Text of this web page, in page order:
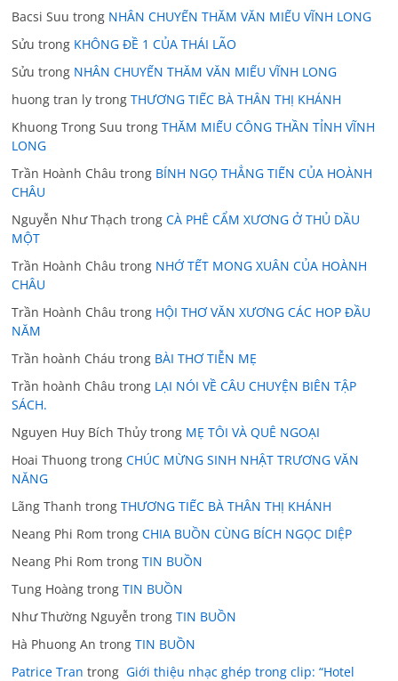
Bacsi Suu trong NHÂN CHUYẾN THĂM VĂN MIẾU VĨNH LONG
Sửu trong KHÔNG ĐỀ 1 CỦA THÁI LÃO
Sửu trong NHÂN CHUYẾN THĂM VĂN MIẾU VĨNH LONG
huong tran ly trongTHƯƠNG TIẾC BÀ THÂN THỊ KHÁNH
Khuong Trong Suu trongTHĂM MIẾU CÔNG THẦN TỈNH VĨNH
LONG
Trần Hoành Châu trong BÍNH NGỌ THẲNG TIẾN CỦA HOÀNH
CHÂU
Nguyễn Như Thạch trongCÀ PHÊ CẨM XƯƠNG Ở THỦ DẦU
MỘT
Trần Hoành Châu trong NHỚ TẾT MONG XUÂN CỦA HOÀNH
CHÂU
Trần Hoành Châu trong HỘI THƠ VĂN XƯƠNG CÁC HOP ĐẦU
NĂM
Trần hoành Cháu trong BÀI THƠ TIỄN MẸ
Trần hoành Châu trong LẠI NÓI VỀ CÂU CHUYỆN BIÊN TẬP
SÁCH.
Nguyen Huy Bích Thủy trong MẸ TÔI VÀ QUÊ NGOẠI
Hoai Thuong trongCHÚC MỪNG SINH NHẬT TRƯƠNG VĂN
NĂNG
Lãng Thanh trongTHƯƠNG TIẾC BÀ THÂN THỊ KHÁNH
Neang Phi Rom trongCHIA BUỒN CÙNG BÍCH NGỌC DIỆP
Neang Phi Rom trongTIN BUỒN
Tung Hoàng trongTIN BUỒN
Như Thường Nguyễn trongTIN BUỒN
Hà Phuong An trongTIN BUỒN
Patrice Tran trong Giới thiệu nhạc ghép trong clip: “Hotel